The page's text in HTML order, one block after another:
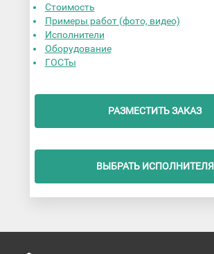
Стоимость
Примеры работ (фото, видео)
Исполнители
Оборудование
ГОСТы
РАЗМЕСТИТЬ ЗАКАЗ
ВЫБРАТЬ ИСПОЛНИТЕЛЯ